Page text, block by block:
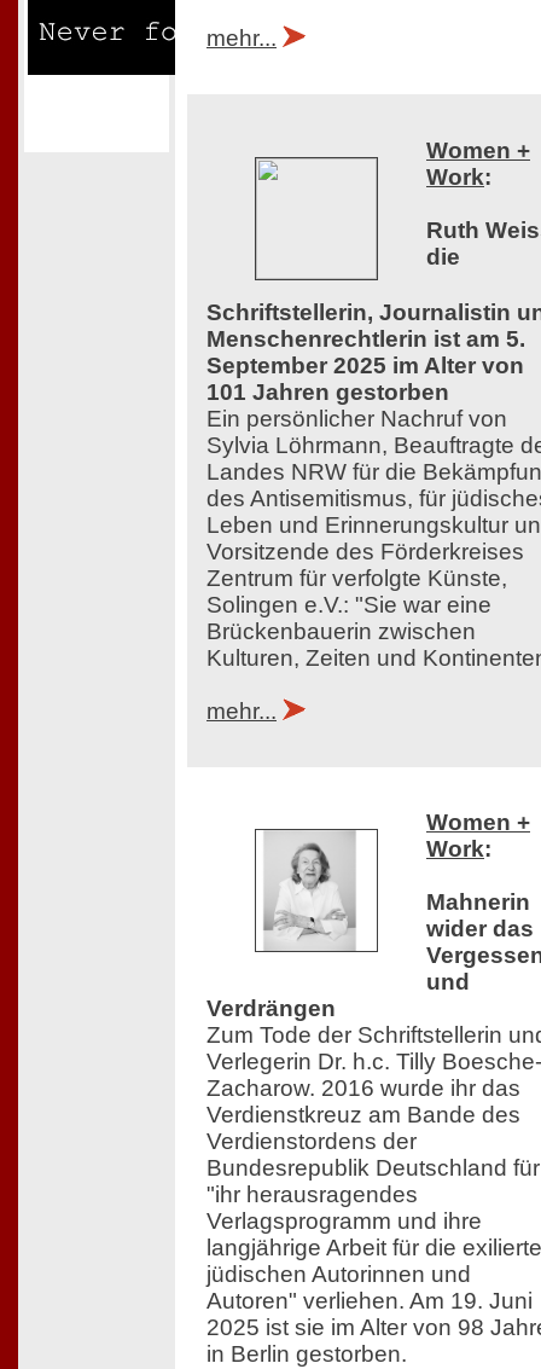
mehr...
Women +
Work:
Ruth
die
Schriftstellerin, Journalistin
Menschenrechtlerin ist am 5.
September 2025 im Alter von
101 Jahren gestorben
Ein persönlicher Nachruf von
Sylvia Löhrmann, Beauftragte
Landes NRW für die
des Antisemitismus, für
Leben und Erinnerungskultur
Vorsitzende des Förderkreises
Zentrum für verfolgte Künste,
Solingen e.V.: "Sie war eine
Brückenbauerin zwischen
Kulturen, Zeiten und
mehr...
Women +
Work:
Mahnerin
wider das
und
Verdrängen
Zum Tode der Schriftstellerin
Verlegerin Dr. h.c. Tilly Boesche-
Zacharow. 2016 wurde ihr das
Verdienstkreuz am Bande des
Verdienstordens der
Bundesrepublik Deutschland für
"ihr herausragendes
Verlagsprogramm und ihre
langjährige Arbeit für die
jüdischen Autorinnen und
Autoren" verliehen. Am 19. Juni
2025 ist sie im Alter von 98
in Berlin gestorben.